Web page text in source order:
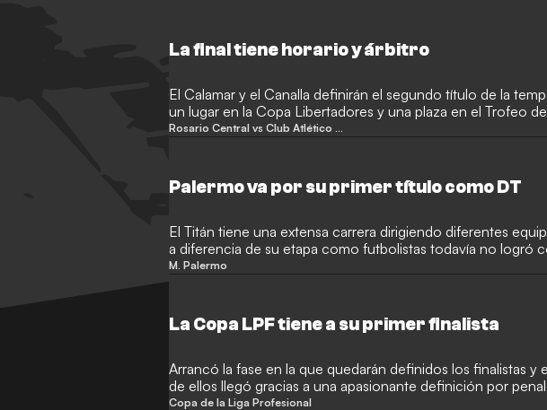
La final tiene horario y árbitro
El Calamar y el Canalla definirán el segundo título de la
un lugar en la Copa Libertadores y una plaza en el Trofeo de
Campeones.
Rosario Central vs Club Atlético Platense
Palermo va por su primer título como DT
El Titán tiene una extensa carrera dirigiendo diferentes
a diferencia de su etapa como futbolistas todavía no logró
M. Palermo
La Copa LPF tiene a su primer finalista
Arrancó la fase en la que quedarán definidos los finalistas y
de ellos llegó gracias a una apasionante definición por
Copa de la Liga Profesional